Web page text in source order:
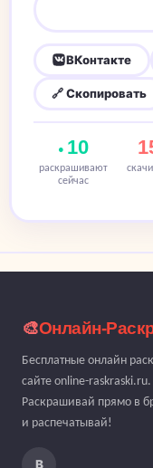
ВКонтакте
🔗 Скопировать
10
раскрашивают
сейчас
🎨Онлайн-
Бесплатные онлайн
сайте online-raskraski.ru.
Раскрашивай прямо в
и распечатывай!
В